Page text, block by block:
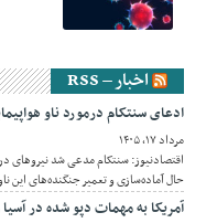
اخبار – RSS
ادعای سنتکام درمورد ناو
مرداد ۱۷, ۱۴۰۵
اقتصادنیوز: سنتکام مدعی شد نیروهای
حال آماده‌سازی و تعمیر جنگنده‌های این
آمریکا به مهمات دپو شده در آسیا